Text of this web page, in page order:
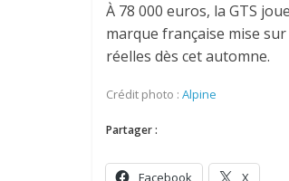
À 78 000 euros, la GTS
marque française mise
réelles dès cet automne.
Crédit photo : Alpine
Partager :
Facebook X